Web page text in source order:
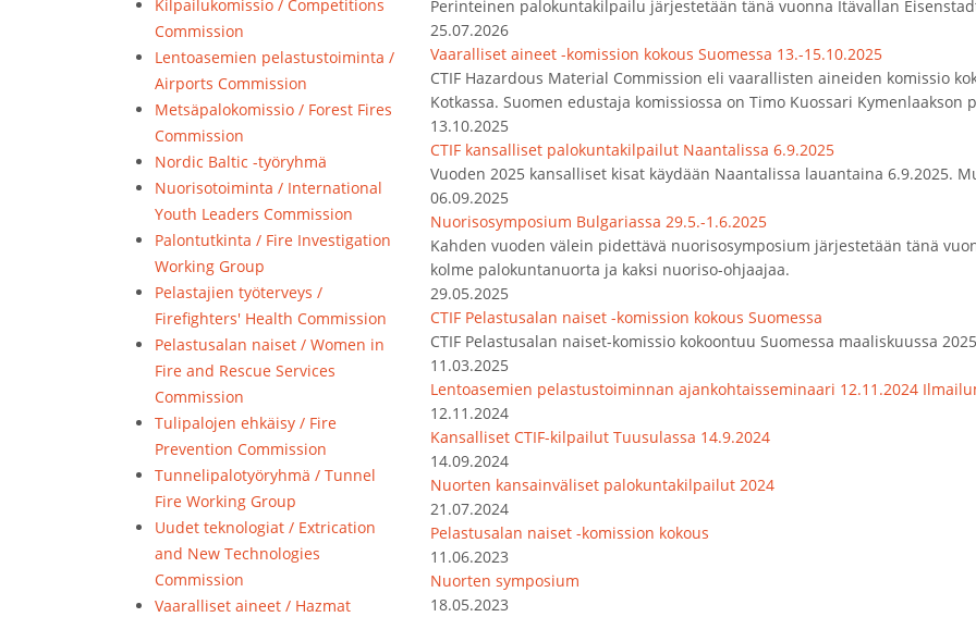
Kilpailukomissio / Competitions
Commission
Lentoasemien pelastustoiminta /
Airports Commission
Metsäpalokomissio / Forest Fires
Commission
Nordic Baltic -työryhmä
Nuorisotoiminta / International
Youth Leaders Commission
Palontutkinta / Fire Investigation
Working Group
Pelastajien työterveys /
Firefighters' Health Commission
Pelastusalan naiset / Women in
Fire and Rescue Services
Commission
Tulipalojen ehkäisy / Fire
Prevention Commission
Tunnelipalotyöryhmä / Tunnel
Fire Working Group
Uudet teknologiat / Extrication
and New Technologies
Commission
Vaaralliset aineet / Hazmat
Perinteinen palokuntakilpailu järjestetään tänä vuonna Itävallan
25.07.2026
Vaaralliset aineet -komission kokous Suomessa 13.-15.10.2025
CTIF Hazardous Material Commission eli vaarallisten aineiden komissio
Kotkassa. Suomen edustaja komissiossa on Timo Kuossari Kymenlaakson
13.10.2025
CTIF kansalliset palokuntakilpailut Naantalissa 6.9.2025
Vuoden 2025 kansalliset kisat käydään Naantalissa lauantaina 6.9.2025.
06.09.2025
Nuorisosymposium Bulgariassa 29.5.-1.6.2025
Kahden vuoden välein pidettävä nuorisosymposium järjestetään tänä
kolme palokuntanuorta ja kaksi nuoriso-ohjaajaa.
29.05.2025
CTIF Pelastusalan naiset -komission kokous Suomessa
CTIF Pelastusalan naiset-komissio kokoontuu Suomessa maaliskuussa
11.03.2025
Lentoasemien pelastustoiminnan ajankohtaisseminaari 12.11.2024
12.11.2024
Kansalliset CTIF-kilpailut Tuusulassa 14.9.2024
14.09.2024
Nuorten kansainväliset palokuntakilpailut 2024
21.07.2024
Pelastusalan naiset -komission kokous
11.06.2023
Nuorten symposium
18.05.2023